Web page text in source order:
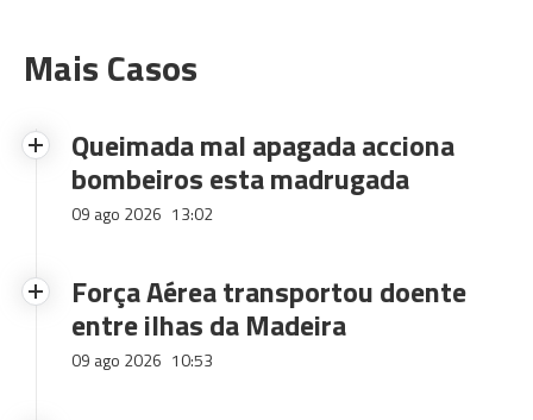
Mais Casos
Queimada mal apagada acciona
bombeiros esta madrugada
09 ago 2026 13:02
Força Aérea transportou doente
entre ilhas da Madeira
09 ago 2026 10:53